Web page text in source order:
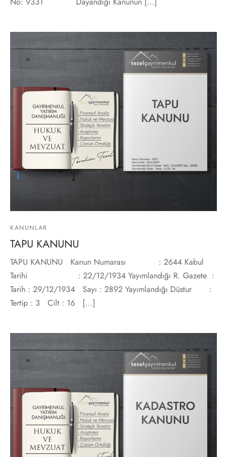
KANUNLAR
TAPU KANUNU
TAPU KANUNU Kanun Numarası : 2644 Kabul
Tarihi : 22/12/1934 Yayımlandığı R. Gazete :
Tarih : 29/12/1934 Sayı : 2892 Yayımlandığı Düstur :
Tertip : 3 Cilt : 16 [...]